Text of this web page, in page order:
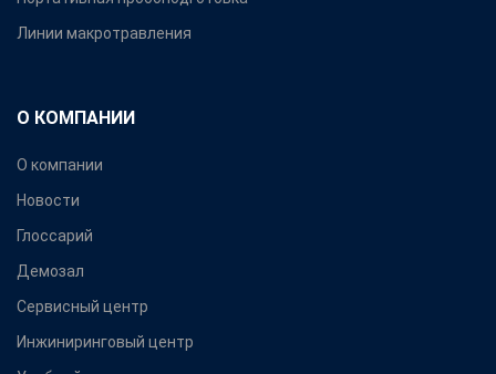
Линии макротравления
О КОМПАНИИ
О компании
Новости
Глоссарий
Демозал
Сервисный центр
Инжиниринговый центр